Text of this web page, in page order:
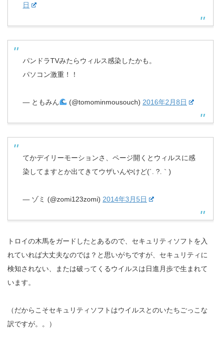
日
パンドラTVみたらウィルス感染したかも。
パソコン激重！！
— ともみん (@tomominmousouch) 2016年2月8日
てかデイリーモーションさ、ページ開くとウィルスに感
染してますとか出てきてウザいんやけど(´. ?.｀)
— ゾミ (@zomi123zomi) 2014年3月5日
トロイの木馬をガードしたとあるので、セキュリティソフトを入
れていれば大丈夫なのでは？と思いがちですが、セキュリティに
検知されない、または破ってくるウイルスは日進月歩で生まれて
います。
（だからこそセキュリティソフトはウイルスとのいたちごっこな
訳ですが。。）